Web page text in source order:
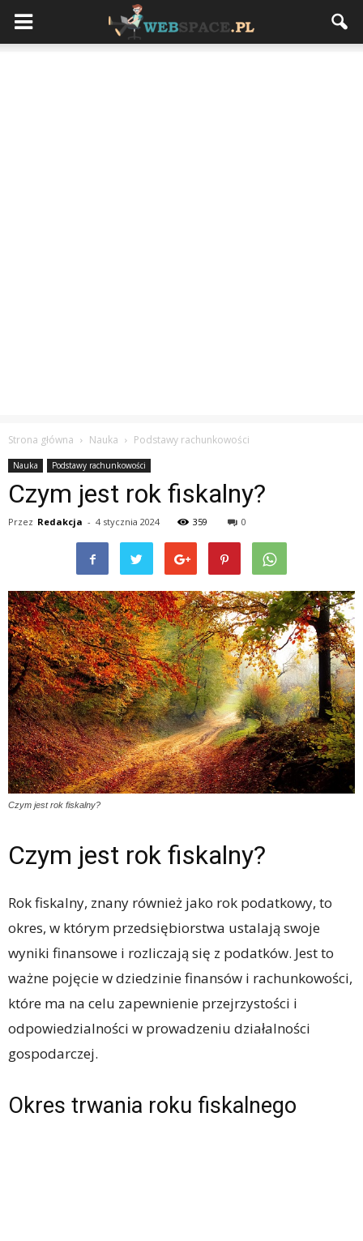
Strona główna Nauka Podstawy rachunkowości
Nauka Podstawy rachunkowości
Czym jest rok fiskalny?
Przez Redakcja - 4 stycznia 2024 359 0
Czym jest rok fiskalny?
Czym jest rok fiskalny?
Rok fiskalny, znany również jako rok podatkowy, to
okres, w którym przedsiębiorstwa ustalają swoje
wyniki finansowe i rozliczają się z podatków. Jest to
ważne pojęcie w dziedzinie finansów i rachunkowości,
które ma na celu zapewnienie przejrzystości i
odpowiedzialności w prowadzeniu działalności
gospodarczej.
Okres trwania roku fiskalnego